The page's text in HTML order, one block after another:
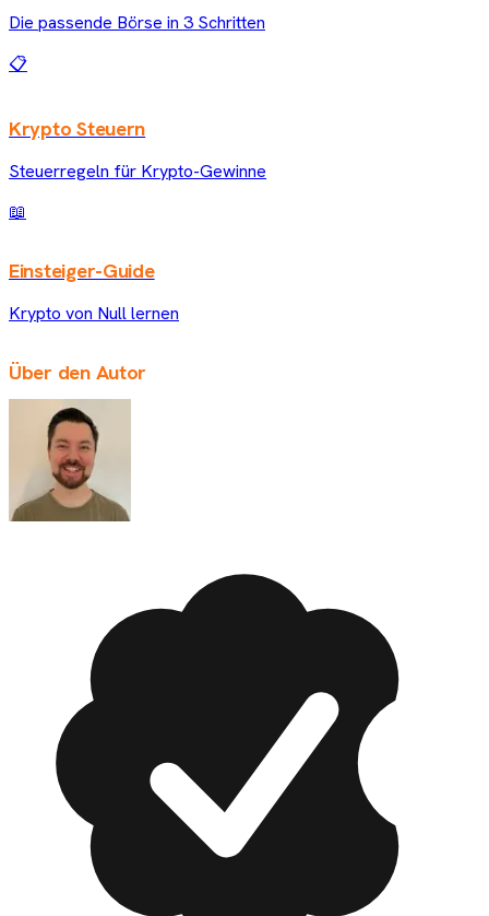
Die passende Börse in 3 Schritten
📋
Krypto Steuern
Steuerregeln für Krypto-Gewinne
📖
Einsteiger-Guide
Krypto von Null lernen
Über den Autor